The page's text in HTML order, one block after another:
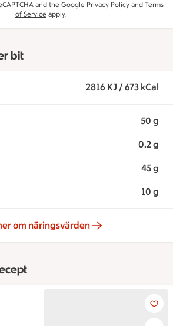
and the Google Privacy Policyand Terms
of Service apply.
bit
2816 KJ / 673 kCal
50 g
0.2 g
45 g
10 g
om näringsvärden